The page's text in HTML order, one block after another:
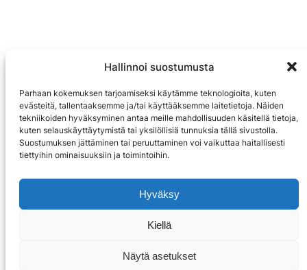
Hallinnoi suostumusta
Parhaan kokemuksen tarjoamiseksi käytämme teknologioita, kuten
evästeitä, tallentaaksemme ja/tai käyttääksemme laitetietoja. Näiden
tekniikoiden hyväksyminen antaa meille mahdollisuuden käsitellä tietoja,
kuten selauskäyttäytymistä tai yksilöllisiä tunnuksia tällä sivustolla.
Suostumuksen jättäminen tai peruuttaminen voi vaikuttaa haitallisesti
tiettyihin ominaisuuksiin ja toimintoihin.
Hyväksy
Kiellä
Näytä asetukset